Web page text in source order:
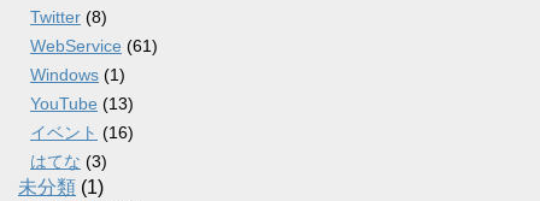
Twitter (8)
WebService (61)
Windows (1)
YouTube (13)
イベント (16)
はてな (3)
未分類 (1)